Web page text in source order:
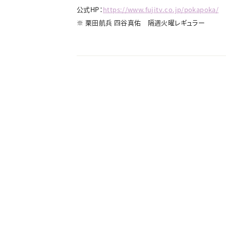
公式HP：https://www.fujitv.co.jp/pokapoka/
※ 栗田航兵 四谷真佑 隔週火曜レギュラー